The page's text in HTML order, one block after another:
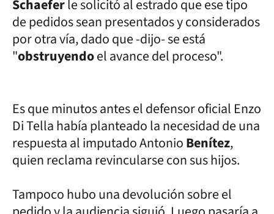
Schaeferle solicitó al estrado que ese tipo
de pedidos sean presentados y considerados
por otra vía, dado que -dijo- se está
"obstruyendoel avance del proceso".
Es que minutos antes el defensor oficial Enzo
Di Tella había planteado la necesidad de una
respuesta al imputado AntonioBenítez,
quien reclama revincularse con sus hijos.
Tampoco hubo una devolución sobre el